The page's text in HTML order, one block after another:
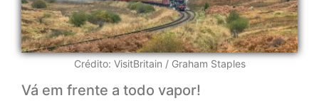
Crédito: VisitBritain / Graham Staples
Vá em frente a todo vapor!